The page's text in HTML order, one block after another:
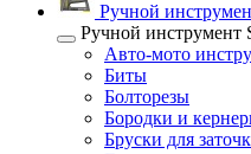
Ручной
Ручной инструмент
Авто-мото
Биты
Болторезы
Бородки и
Бруски для